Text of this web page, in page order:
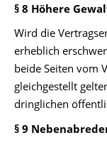
§ 8 Höhere
Wird die
erheblich
beide Seiten vom
gleichgestellt
dringlichen
§ 9